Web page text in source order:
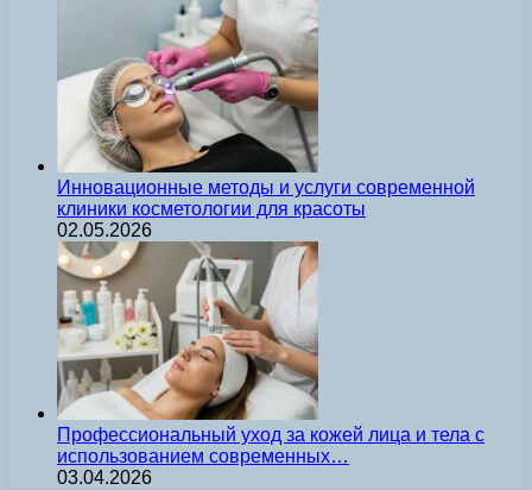
Инновационные методы и услуги современной
клиники косметологии для красоты
02.05.2026
Профессиональный уход за кожей лица и тела с
использованием современных…
03.04.2026